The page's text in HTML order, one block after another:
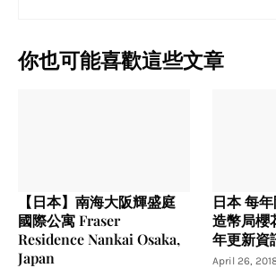
你也可能喜歡這些文章
【日本】南海大阪輝盛庭
國際公寓 Fraser
Residence Nankai Osaka,
Japan
日本 每
造幣局櫻
年更新資
April 26,